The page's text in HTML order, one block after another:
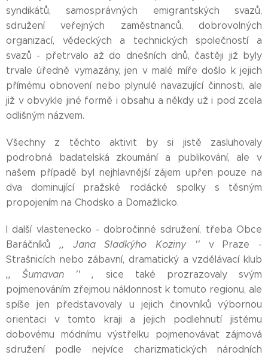
syndikátů, samosprávných emigrantských svazů,
sdružení veřejných zaměstnanců, dobrovolných
organizací, vědeckých a technických společností a
svazů - přetrvalo až do dnešních dnů, častěji již byly
trvale úředně vymazány, jen v malé míře došlo k jejich
přímému obnovení nebo plynulé navazující činnosti, ale
již v obvykle jiné formě i obsahu a někdy už i pod zcela
odlišným názvem.
Všechny z těchto aktivit by si jistě zasluhovaly
podrobná badatelská zkoumání a publikování, ale v
našem případě byl nejhlavnější zájem upřen pouze na
dva dominující pražské rodácké spolky s těsným
propojením na Chodsko a Domažlicko.
I další vlastenecko - dobročinné sdružení, třeba Obce
Baráčníků ,, Jana Sladkýho Koziny '' v Praze -
Strašnicích nebo zábavní, dramatický a vzdělávací klub
,, Šumavan '' , sice také prozrazovaly svým
pojmenováním zřejmou náklonnost k tomuto regionu, ale
spíše jen představovaly u jejich činovníků výbornou
orientaci v tomto kraji a jejich podlehnutí jistému
dobovému módnímu výstřelku pojmenovávat zájmová
sdružení podle nejvíce charizmatických národních